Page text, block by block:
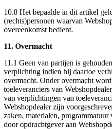
10.8 Het bepaalde in dit artikel
(rechts)personen waarvan
overeenkomst bedient.
11. Overmacht
11.1 Geen van partijen is
verplichting indien hij daartoe
overmacht. Onder overmacht
toeleveranciers van
van verplichtingen van
Webshopdealer zijn
zaken, materialen,
door opdrachtgever aan